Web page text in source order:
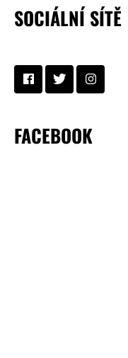
SOCIÁLNÍ SÍTĚ
FACEBOOK